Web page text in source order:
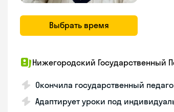
Выбрать время
Нижегородский Государственный
Окончила государственный
Адаптирует уроки под